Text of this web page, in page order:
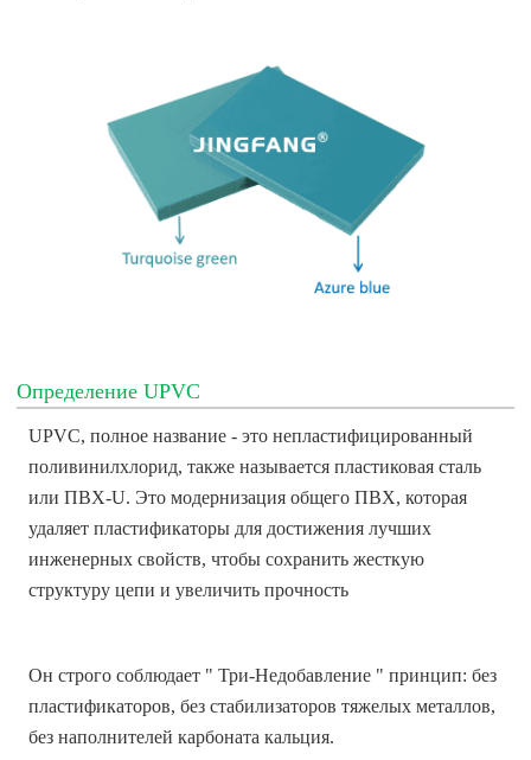
Определение UPVC
UPVC, полное название - это непластифицированный
поливинилхлорид, также называется пластиковая сталь
или ПВХ-U. Это модернизация общего ПВХ, которая
удаляет пластификаторы для достижения лучших
инженерных свойств, чтобы сохранить жесткую
структуру цепи и увеличить прочность
Он строго соблюдает " Три-Недобавление " принцип: без
пластификаторов, без стабилизаторов тяжелых металлов,
без наполнителей карбоната кальция.